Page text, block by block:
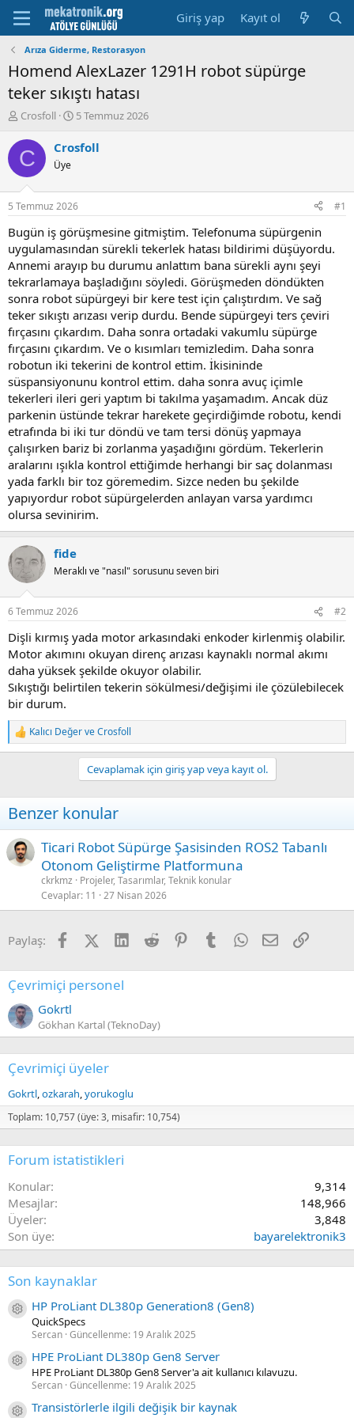
Giriş yap Kayıt ol
Arıza Giderme, Restorasyon
Homend AlexLazer 1291H robot süpürge
teker sıkıştı hatası
K
n
u
u
b
a
ş
a
t
a
n
Crosfoll
B
ş
a
t
a
i
h
i
5 Temmuz 2026
C Crosfoll
Üye
5 Temmuz 2026 #1
Bugün iş görüşmesine gitmiştim. Telefonuma süpürgenin
uygulamasından sürekli tekerlek hatası bildirimi düşüyordu.
Annemi arayıp bu durumu anlattım bana sürekli aynı şeyi
tekrarlamaya başladığını söyledi. Görüşmeden döndükten
sonra robot süpürgeyi bir kere test için çalıştırdım. Ve sağ
teker sıkıştı arızası verip durdu. Bende süpürgeyi ters çeviri
fırçasını çıkardım. Daha sonra ortadaki vakumlu süpürge
fırçasını çıkardım. Ve o kısımları temizledim. Daha sonra
robotun iki tekerini de kontrol ettim. İkisininde
süspansiyonunu kontrol ettim. daha sonra avuç içimle
tekerleri ileri geri yaptım bi takılma yaşamadım. Ancak düz
parkenin üstünde tekrar harekete geçirdiğimde robotu, kendi
etrafında bi iki tur döndü ve tam tersi dönüş yapmaya
çalışırken bariz bi zorlanma yaşadığını gördüm. Tekerlerin
aralarını ışıkla kontrol ettiğimde herhangi bir saç dolanması
yada farklı bir toz göremedim. Sizce neden bu şekilde
yapıyordur robot süpürgelerden anlayan varsa yardımcı
olursa sevinirim.
fide
Meraklı ve "nasıl" sorusunu seven biri
6 Temmuz 2026 #2
Dişli kırmış yada motor arkasındaki enkoder kirlenmiş olabilir.
Motor akımını okuyan direnç arızası kaynaklı normal akımı
daha yüksek şekilde okuyor olabilir.
Sıkıştığı belirtilen tekerin sökülmesi/değişimi ile çözülebilecek
bir durum.
R
e
i
o
s
:
Kalıcı DeğerveCrosfoll
Cevaplamak için giriş yap veya kayıt ol.
Benzer konular
Ticari Robot Süpürge Şasisinden ROS2 Tabanlı
Otonom Geliştirme Platformuna
ckrkmz
Projeler, Tasarımlar, Teknik konular
Cevaplar 11 27 Nisan 2026
Paylaş: FacebookX (Twitter)
LinkedIn
Reddit PinterestTumblrWhatsApp
E-postaLink
Çevrimiçi personel
Gokrtl
Gökhan Kartal (TeknoDay)
Çevrimiçi üyeler
Gokrtl ozkarah yorukoglu
Toplam: 10,757 (üye: 3, misafir: 10,754)
Forum istatistikleri
Konular
9,314
Mesajlar
148,966
Üyeler
3,848
Son üye
bayarelektronik3
Son kaynaklar
Kaynak ikon/amblem
HP ProLiant DL380p Generation8 (Gen8)
QuickSpecs
Sercan Güncellenme: 19 Aralık 2025
Kaynak ikon/amblem
HPE ProLiant DL380p Gen8 Server
HPE ProLiant DL380p Gen8 Server'a ait kullanıcı kılavuzu.
Sercan Güncellenme: 19 Aralık 2025
Kaynak ikon/amblem
Transistörlerle ilgili değişik bir kaynak